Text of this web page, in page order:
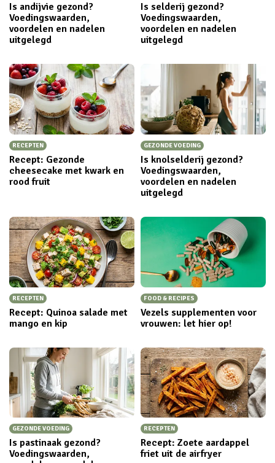
Is andijvie gezond?
Voedingswaarden,
voordelen en nadelen
uitgelegd
Is selderij gezond?
Voedingswaarden,
voordelen en nadelen
uitgelegd
RECEPTEN
Recept: Gezonde
cheesecake met kwark en
rood fruit
GEZONDE VOEDING
Is knolselderij gezond?
Voedingswaarden,
voordelen en nadelen
uitgelegd
RECEPTEN
Recept: Quinoa salade met
mango en kip
FOOD & RECIPES
Vezels supplementen voor
vrouwen: let hier op!
GEZONDE VOEDING
Is pastinaak gezond?
Voedingswaarden,
RECEPTEN
Recept: Zoete aardappel
friet uit de airfryer